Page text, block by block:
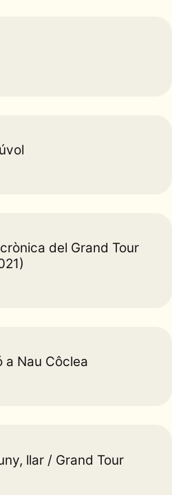
del Grand Tour
a Nau Côclea
llar / Grand Tour